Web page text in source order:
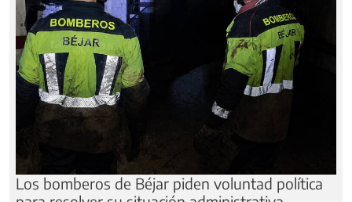
Los bomberos de Béjar piden voluntad política